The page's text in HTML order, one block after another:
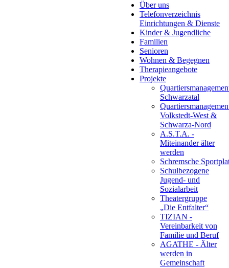
Über uns
Telefonverzeichnis
Einrichtungen & Dienste
Kinder & Jugendliche
Familien
Senioren
Wohnen & Begegnen
Therapieangebote
Projekte
Schwarzatal
Volkstedt-West &
Schwarza-Nord
A.S.T.A. -
Miteinander älter
werden
Schremsche
Schulbezogene
Jugend- und
Sozialarbeit
Theatergruppe
„Die Entfalter“
TIZIAN -
Vereinbarkeit von
Familie und Beruf
AGATHE - Älter
werden in
Gemeinschaft